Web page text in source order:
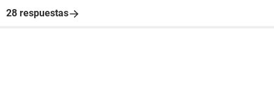
28 respuestas